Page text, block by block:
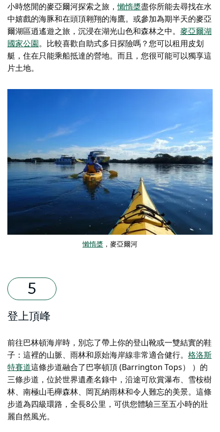
小時悠閒的麥亞爾河探索之旅，懶惰槳盡你所能去尋找在水
中嬉戲的海豚和在頭頂翱翔的海鷹。或參加為期半天的麥亞
爾湖區逍遙遊之旅，沉浸在湖光山色和森林之中。 麥亞爾湖
國家公園。比較喜歡自助式多日探險嗎？您可以租用皮划
艇，住在只能乘船抵達的營地。而且，您很可能可以獨享這
片土地。
懶惰槳 ，麥亞爾河
登上頂峰
前往巴林頓海岸時，別忘了帶上你的登山靴或一雙結實的鞋
子：這裡的山脈、雨林和原始海岸線非常適合健行。 格洛斯
特賽道這條步道融合了巴寧頓頂 (Barrington Tops） ）的
三條步道，位於世界遺產名錄中，沿途可欣賞瀑布、雪桉樹
林、南極山毛櫸森林、岡瓦納雨林和令人難忘的美景。這條
步道為四級環路，全長8公里，可供您體驗三至五小時的壯
麗自然風光。